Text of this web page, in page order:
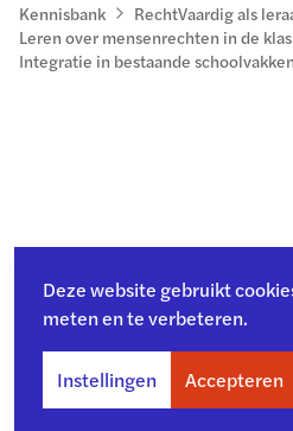
Kennisbank
RechtVaardig als
Leren over mensenrechten in de klas
Integratie in bestaande schoolvakken
Deze website gebruikt
meten en te verbeteren.
Instellingen Accepteren